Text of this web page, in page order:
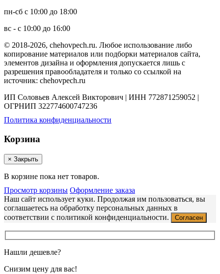
пн-сб с 10:00 до 18:00
вс - с 10:00 до 16:00
© 2018-2026, chehovpech.ru. Любое использование либо
копирование материалов или подборки материалов сайта,
элементов дизайна и оформления допускается лишь с
разрешения правообладателя и только со ссылкой на
источник: chehovpech.ru
ИП Соловьев Алексей Викторович | ИНН 772871259052 |
ОГРНИП 322774600747236
Политика конфиденциальности
Корзина
× Закрыть
В корзине пока нет товаров.
Просмотр корзины Оформление заказа
Наш сайт использует куки. Продолжая им пользоваться, вы
соглашаетесь на обработку персональных данных в
соответствии с политикой конфиденциальности.
Согласен
Нашли дешевле?
Снизим цену для вас!